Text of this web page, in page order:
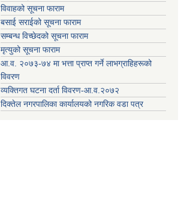
विवाहको सूचना फाराम
बसाई सराईको सूचना फाराम
सम्बन्ध विच्छेदको सूचना फाराम
मृत्युको सूचना फाराम
आ.व. २०७३-७४ मा भत्ता प्राप्त गर्ने लाभग्राहिहरूको
विवरण
व्यक्तिगत घटना दर्ता विवरण-आ.व.२०७२
दिक्तेल नगरपालिका कार्यालयको नगरिक वडा पत्र